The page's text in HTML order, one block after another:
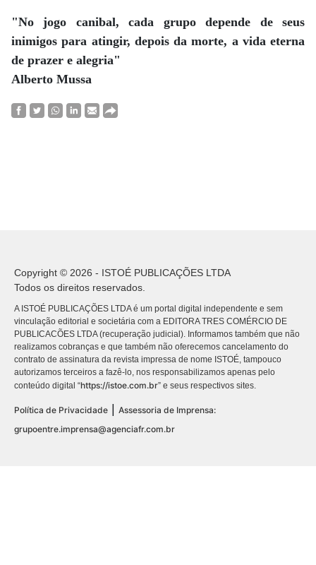
"No jogo canibal, cada grupo depende de seus
inimigos para atingir, depois da morte, a vida eterna
de prazer e alegria"
Alberto Mussa
Copyright © 2026 - ISTOÉ PUBLICAÇÕES LTDA
Todos os direitos reservados.
A ISTOÉ PUBLICAÇÕES LTDA é um portal digital independente e sem
vinculação editorial e societária com a EDITORA TRES COMÉRCIO DE
PUBLICACÕES LTDA (recuperação judicial). Informamos também que não
realizamos cobranças e que também não oferecemos cancelamento do
contrato de assinatura da revista impressa de nome ISTOÉ, tampouco
autorizamos terceiros a fazê-lo, nos responsabilizamos apenas pelo
conteúdo digital “https://istoe.com.br” e seus respectivos sites.
Política de Privacidade
Assessoria de Imprensa:
grupoentre.imprensa@agenciafr.com.br